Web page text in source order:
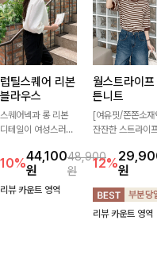
럽틸스퀘어 리본
블라우스
스퀘어넥과 롱 리본
디테일이 여성스러운
는 블라우스입니다.
자연스럽게 잡힌 셔링
과 봉긋한 소매가 여
10%44,100
원
48,900
원
리뷰 카운트 영역
월스트라이프
튼니트
[여유핏/쫀쫀소
잔잔한 스트라이
더해져 캐주얼하
도 세련된 무드를 연
출해주는 니트-
고 부드러운 착용
로 단독은 물론 데일
12%원
리뷰 카운트 영역